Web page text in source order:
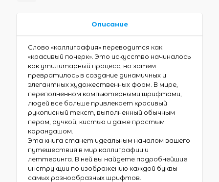
Описание
Слово «каллиграфия» переводится как
«красивый почерк». Это искусство начиналось
как утилитарный процесс, но затем
превратилось в создание динамичных и
элегантных художественных форм. В мире,
переполненном компьютерными шрифтами,
людей все больше привлекает красивый
рукописный текст, выполненный обычным
пером, ручкой, кистью и даже простым
карандашом.
Эта книга станет идеальным началом вашего
путешествия в мир каллиграфии и
леттеринга. В ней вы найдете подробнейшие
инструкции по изображению каждой буквы
самых разнообразных шрифтов.